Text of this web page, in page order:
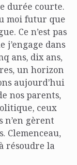
durée courte.
moi futur que
Ce n’est pas
j’engage dans
ans, dix ans,
un horizon
aujourd’hui
nos parents,
ceux
n’en gèrent
Clemenceau,
résoudre la